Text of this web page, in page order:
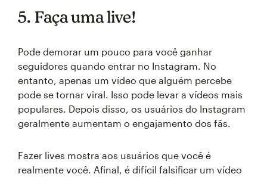
5. Faça uma live!
Pode demorar um pouco para você ganhar
seguidores quando entrar no Instagram. No
entanto, apenas um vídeo que alguém percebe
pode se tornar viral. Isso pode levar a vídeos mais
populares. Depois disso, os usuários do Instagram
geralmente aumentam o engajamento dos fãs.
Fazer lives mostra aos usuários que você é
realmente você. Afinal, é difícil falsificar um vídeo